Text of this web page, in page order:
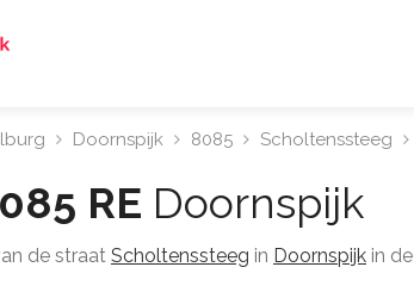
Doornspijk 8085 Scholtenssteeg
RE Doornspijk
de straat Scholtenssteeg in Doornspijk in de